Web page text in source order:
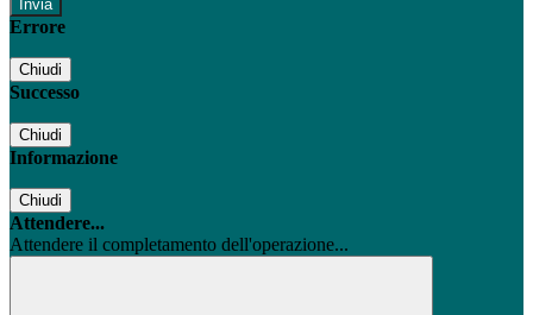
Errore
Chiudi
Successo
Chiudi
Informazione
Chiudi
Attendere...
Attendere il completamento dell'operazione...